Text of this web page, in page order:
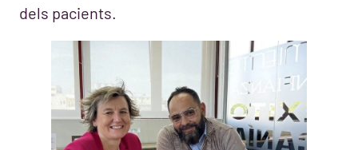
dels pacients.